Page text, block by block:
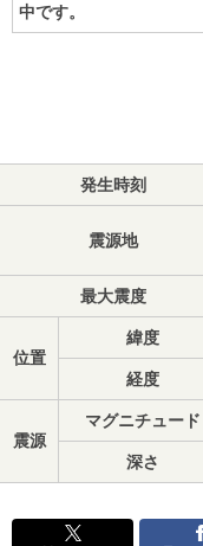
中です。
発生時刻
震源地
最大震度
位置
緯度
経度
震源
マグニチュード
深さ